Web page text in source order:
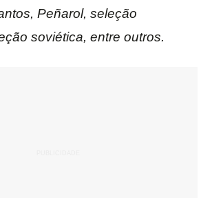
Peñarol, seleção
soviética, entre outros.